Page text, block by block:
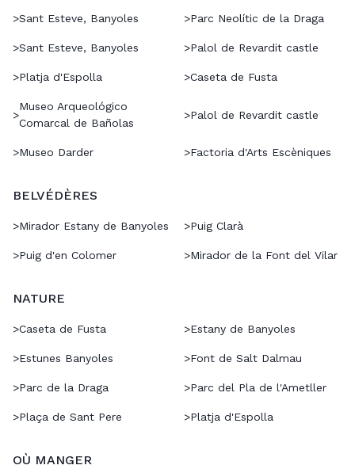
>Sant Esteve, Banyoles >Parc Neolític de la Draga
>Sant Esteve, Banyoles >Palol de Revardit castle
>Platja d'Espolla >Caseta de Fusta
>
Museo Arqueológico
Comarcal de Bañolas
>Palol de Revardit castle
>Museo Darder >Factoria d'Arts Escèniques
BELVÉDÈRES
>Mirador Estany de Banyoles >Puig Clarà
>Puig d'en Colomer >Mirador de la Font del Vilar
NATURE
>Caseta de Fusta >Estany de Banyoles
>Estunes Banyoles >Font de Salt Dalmau
>Parc de la Draga >Parc del Pla de l'Ametller
>Plaça de Sant Pere >Platja d'Espolla
OÙ MANGER